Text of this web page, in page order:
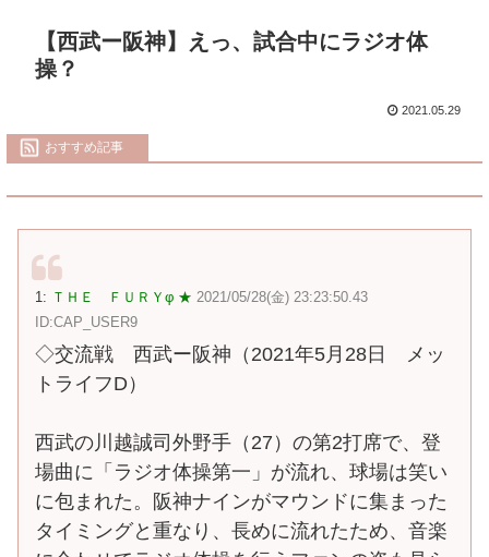
【西武ー阪神】えっ、試合中にラジオ体
操？
2021.05.29
おすすめ記事
1: ＴＨＥ ＦＵＲＹφ ★ 2021/05/28(金) 23:23:50.43
ID:CAP_USER9
◇交流戦 西武ー阪神（2021年5月28日 メッ
トライフD）
西武の川越誠司外野手（27）の第2打席で、登
場曲に「ラジオ体操第一」が流れ、球場は笑い
に包まれた。阪神ナインがマウンドに集まった
タイミングと重なり、長めに流れたため、音楽